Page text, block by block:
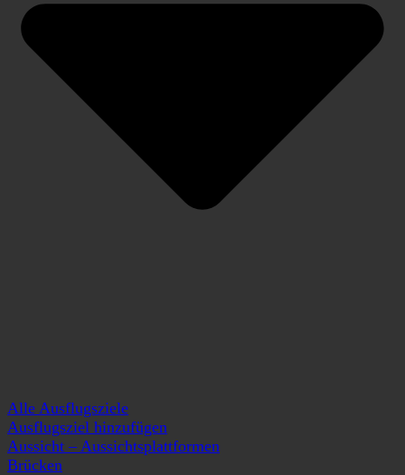
Alle Ausflugsziele
Ausflugsziel hinzufügen
Aussicht – Aussichtsplattformen
Brücken